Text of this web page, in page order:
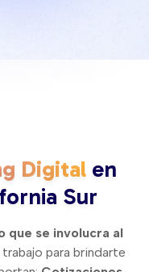
Digital en
Sur
se involucra al
para brindarte